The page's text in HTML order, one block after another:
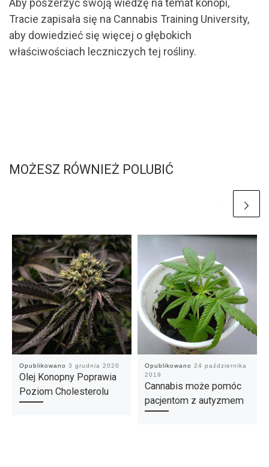
Tracie zapisała się na Cannabis Training University,
aby dowiedzieć się więcej o głębokich
właściwościach leczniczych tej rośliny.
MOŻESZ RÓWNIEŻ POLUBIĆ
Opublikowano 3 grudnia 2020
Olej Konopny Poprawia
Poziom Cholesterolu
Opublikowano 24 października
2019
Cannabis może pomóc
pacjentom z autyzmem